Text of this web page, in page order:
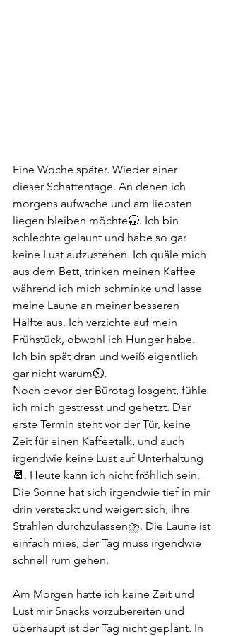
Eine Woche später. Wieder einer
dieser Schattentage. An denen ich
morgens aufwache und am liebsten
liegen bleiben möchte🥱. Ich bin
schlechte gelaunt und habe so gar
keine Lust aufzustehen. Ich quäle mich
aus dem Bett, trinken meinen Kaffee
während ich mich schminke und lasse
meine Laune an meiner besseren
Hälfte aus. Ich verzichte auf mein
Frühstück, obwohl ich Hunger habe.
Ich bin spät dran und weiß eigentlich
gar nicht warum⏲️.
Noch bevor der Bürotag losgeht, fühle
ich mich gestresst und gehetzt. Der
erste Termin steht vor der Tür, keine
Zeit für einen Kaffeetalk, und auch
irgendwie keine Lust auf Unterhaltung
📆. Heute kann ich nicht fröhlich sein.
Die Sonne hat sich irgendwie tief in mir
drin versteckt und weigert sich, ihre
Strahlen durchzulassen⛈️. Die Laune ist
einfach mies, der Tag muss irgendwie
schnell rum gehen.
Am Morgen hatte ich keine Zeit und
Lust mir Snacks vorzubereiten und
überhaupt ist der Tag nicht geplant. In